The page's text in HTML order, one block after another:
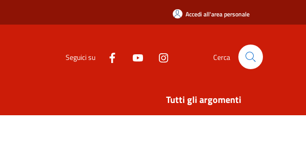
Accedi all'area personale
Seguici su Cerca
Tutti gli argomenti